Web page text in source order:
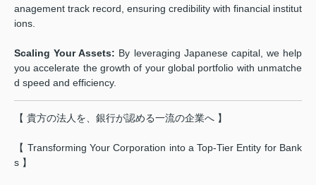
anagement track record, ensuring credibility with financial institut
ions.
Scaling Your Assets: By leveraging Japanese capital, we help
you accelerate the growth of your global portfolio with unmatche
d speed and efficiency.
【 貴方の法人を、銀行が認める一流の企業へ 】
【 Transforming Your Corporation into a Top-Tier Entity for Bank
s 】